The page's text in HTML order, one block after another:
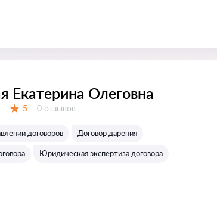
Екатерина Олеговна
5 Отзывов:
0 отзывов
договоров Договор дарения
Юридическая экспертиза договора